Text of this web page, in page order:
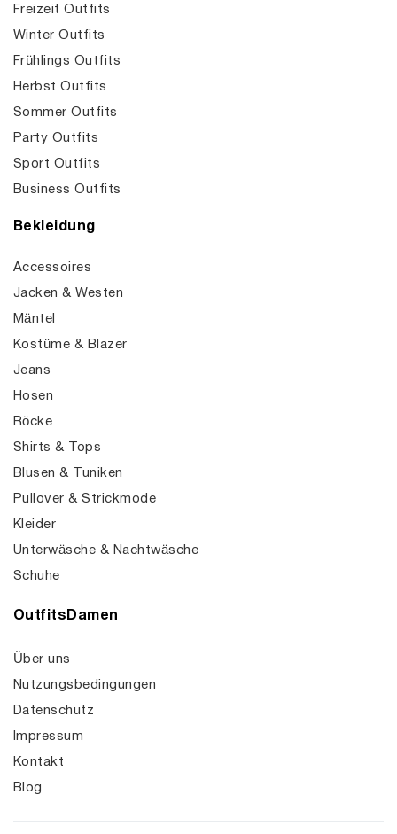
Freizeit Outfits
Winter Outfits
Frühlings Outfits
Herbst Outfits
Sommer Outfits
Party Outfits
Sport Outfits
Business Outfits
Bekleidung
Accessoires
Jacken & Westen
Mäntel
Kostüme & Blazer
Jeans
Hosen
Röcke
Shirts & Tops
Blusen & Tuniken
Pullover & Strickmode
Kleider
Unterwäsche & Nachtwäsche
Schuhe
OutfitsDamen
Über uns
Nutzungsbedingungen
Datenschutz
Impressum
Kontakt
Blog